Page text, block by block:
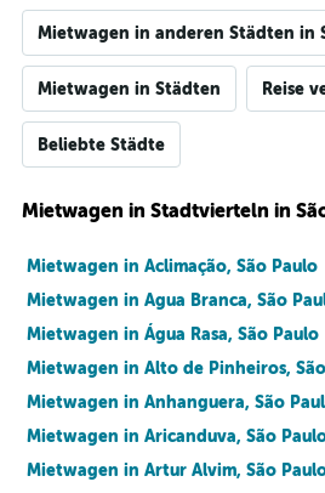
Mietwagen in anderen Städten in
Mietwagen in Städten Reise
Beliebte Städte
Mietwagen in Stadtvierteln in
Mietwagen in Aclimação, São Paulo
Mietwagen in Agua Branca, São
Mietwagen in Água Rasa, São Paulo
Mietwagen in Alto de Pinheiros,
Mietwagen in Anhanguera, São
Mietwagen in Aricanduva, São
Mietwagen in Artur Alvim, São